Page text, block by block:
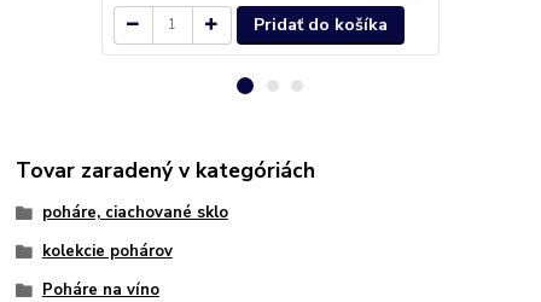
Pridať do košíka
Tovar zaradený v kategóriách
poháre, ciachované sklo
kolekcie pohárov
Poháre na víno